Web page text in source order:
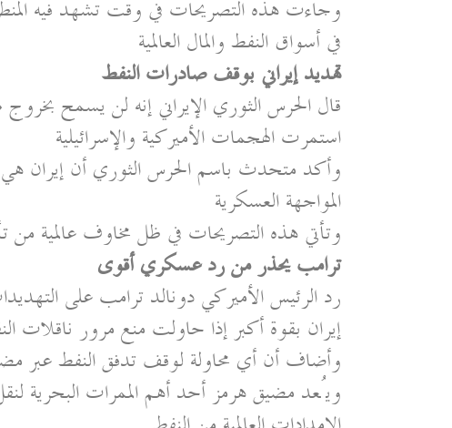
وجاءت هذه التصريحات في وقت تشهد فيه
في أسواق النفط والمال العالمية
تهديد إيراني بوقف صادرات النفط
قال الحرس الثوري الإيراني إنه لن يسمح
استمرت الهجمات الأميركية والإسرائيلية
وأكد متحدث باسم الحرس الثوري أن إيران هي
المواجهة العسكرية
وتأتي هذه التصريحات في ظل مخاوف عالمية من
ترامب يحذر من رد عسكري أقوى
رد الرئيس الأميركي دونالد ترامب على
إيران بقوة أكبر إذا حاولت منع مرور ناقلات
وأضاف أن أي محاولة لوقف تدفق النفط عبر
ويُعد مضيق هرمز أحد أهم الممرات البحرية